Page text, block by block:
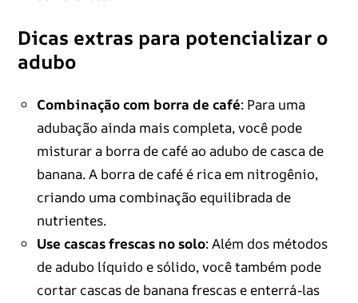
Dicas extras para potencializar o
adubo
Combinação com borra de café: Para uma
adubação ainda mais completa, você pode
misturar a borra de café ao adubo de casca de
banana. A borra de café é rica em nitrogênio,
criando uma combinação equilibrada de
nutrientes.
Use cascas frescas no solo: Além dos métodos
de adubo líquido e sólido, você também pode
cortar cascas de banana frescas e enterrá-las